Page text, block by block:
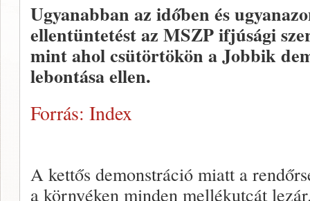
Ugyanabban az időben és
ellentüntetést az MSZP ifjúsági
mint ahol csütörtökön a Jobbik
lebontása ellen.
Forrás: Index
A kettős demonstráció miatt a
a környéken minden mellékutcát